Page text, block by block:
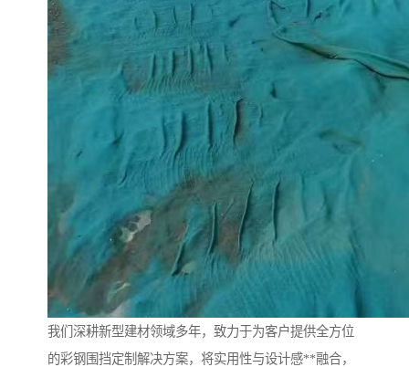
我们深耕新型建材领域多年，致力于为客户提供全方位
的彩钢围挡定制解决方案，将实用性与设计感**融合，